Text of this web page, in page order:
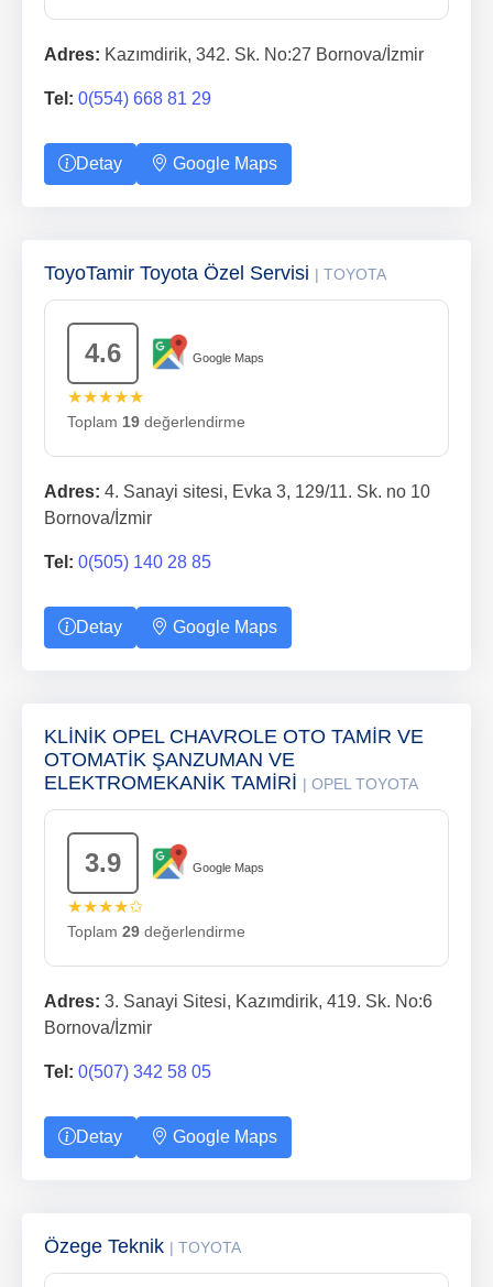
Adres: Kazımdirik, 342. Sk. No:27 Bornova/İzmir
Tel: 0(554) 668 81 29
Detay Google Maps
ToyoTamir Toyota Özel Servisi | TOYOTA
4.6 Google Maps
★★★★★
Toplam 19 değerlendirme
Adres: 4. Sanayi sitesi, Evka 3, 129/11. Sk. no 10
Bornova/İzmir
Tel: 0(505) 140 28 85
Detay Google Maps
KLİNİK OPEL CHAVROLE OTO TAMİR VE
OTOMATİK ŞANZUMAN VE
ELEKTROMEKANİK TAMİRİ | OPEL TOYOTA
3.9 Google Maps
★★★★✩
Toplam 29 değerlendirme
Adres: 3. Sanayi Sitesi, Kazımdirik, 419. Sk. No:6
Bornova/İzmir
Tel: 0(507) 342 58 05
Detay Google Maps
Özege Teknik | TOYOTA